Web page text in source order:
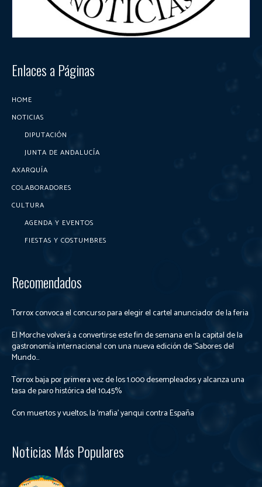
Enlaces a Páginas
HOME
NOTICIAS
DIPUTACIÓN
JUNTA DE ANDALUCÍA
AXARQUÍA
COLABORADORES
CULTURA
AGENDA Y EVENTOS
FIESTAS Y COSTUMBRES
Recomendados
Torrox convoca el concurso para elegir el cartel anunciador de la feria
El Morche volverá a convertirse este fin de semana en la capital de la
gastronomía internacional con una nueva edición de ‘Sabores del
Mundo...
Torrox baja por primera vez de los 1.000 desempleados y alcanza una
tasa de paro histórica del 10,45%
Con muertos y vueltos, la ‘mafia’ yanqui contra España
Noticias Más Populares